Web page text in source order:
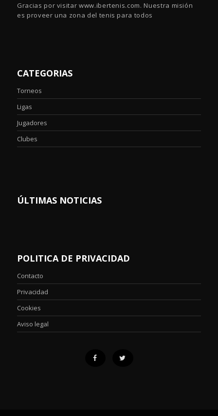
Gracias por visitar www.ibertenis.com. Nuestra misión
es proveer una zona del tenis para todos
CATEGORIAS
Torneos
Ligas
Jugadores
Clubes
ÚLTIMAS NOTICIAS
POLITICA DE PRIVACIDAD
Contacto
Privacidad
Cookies
Aviso legal